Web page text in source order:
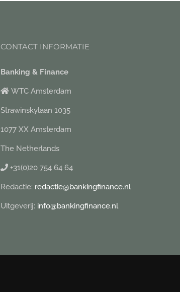
CONTACT INFORMATIE
Banking & Finance
WTC Amsterdam
Strawinskylaan 1035
1077 XX Amsterdam
The Netherlands
+31(0)20 754 64 64
Redactie: redactie@bankingfinance.nl
Uitgeverij: info@bankingfinance.nl